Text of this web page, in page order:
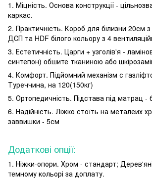
1. Міцність. Основа конструкції -
каркас.
2. Практичність. Короб для білизни 20см
ДСП та HDF білого кольору з 4
3. Естетичність. Царги + узголів'я -
синтепон) обшите тканиною або
4. Комфорт. Підйомний механізм с
Туреччина, на 120(150кг)
5. Ортопедичність. Підстава під матрац -
6. Надійність. Ліжко стоїть на металеих
заввишки - 5см
Додаткові опції:
1. Ніжки-опори. Хром - стандарт;
темному кольорі за доплату.